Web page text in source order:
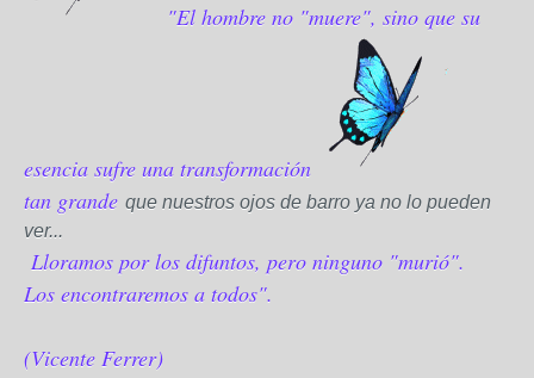
"El hombre no "muere", sino que su
esencia sufre una transformación
tan grande que nuestros ojos de barro ya no lo pueden
ver...
Lloramos por los difuntos, pero ninguno "murió".
Los encontraremos a todos".
(Vicente Ferrer)